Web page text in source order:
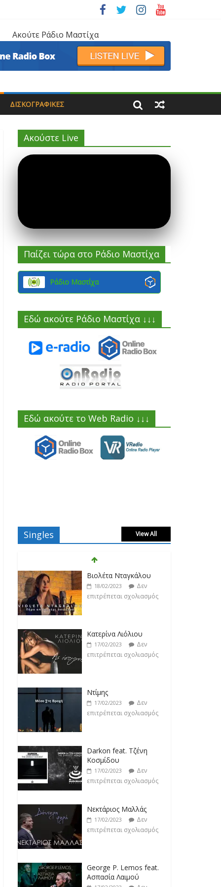
Ακούτε Ράδιο Μαστίχα
ΔΙΣΚΟΓΡΑΦΙΚΈΣ
Ακούστε Live
Παίζει τώρα στο Ράδιο Μαστίχα
Ράδιο Μαστίχα
Εδώ ακούτε Ράδιο Μαστίχα ↓↓↓
Εδώ ακούτε το Web Radio ↓↓↓
Singles View All
Βιολέτα Νταγκάλου
18/02/2023
Δεν
επιτρέπεται σχολιασμός
Κατερίνα Λιόλιου
17/02/2023
Δεν
επιτρέπεται σχολιασμός
Ντίμης
17/02/2023
Δεν
επιτρέπεται σχολιασμός
Darkon feat. Τζένη
Κοσμίδου
17/02/2023
Δεν
επιτρέπεται σχολιασμός
Νεκτάριος Μαλλάς
17/02/2023
Δεν
επιτρέπεται σχολιασμός
George P. Lemos feat.
Ασπασία Λαιμού